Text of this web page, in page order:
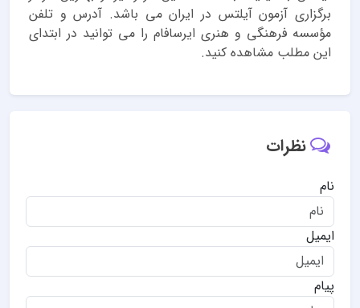
برگزاری آزمون آیلتس در ایران می باشد. آدرس و تلفن
مؤسسه فرهنگی و هنری ایرسافام را می توانید در ابتدای
این مطلب مشاهده کنید.
نظرات
نام
ایمیل
پیام